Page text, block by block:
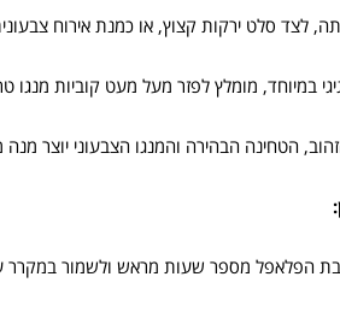
לצד סלט ירקות קצוץ, או כמנת אירוח
במיוחד, מומלץ לפזר מעל מעט קוביות מנגו
הטחינה הבהירה והמנגו הצבעוני יוצר
הפלאפל מספר שעות מראש ולשמור במקרר